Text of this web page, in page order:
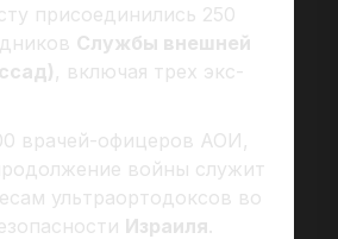
присоединились 250
Службы внешней
, включая трех экс-
врачей-офицеров АОИ,
войны служит
ультраортодоксов во
Израиля.